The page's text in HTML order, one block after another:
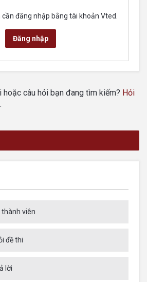
đăng nhập bằng tài khoản Vted.
Đăng nhập
hoặc câu hỏi bạn đang tìm kiếm? Hỏi
.
thành viên
đề thi
lời